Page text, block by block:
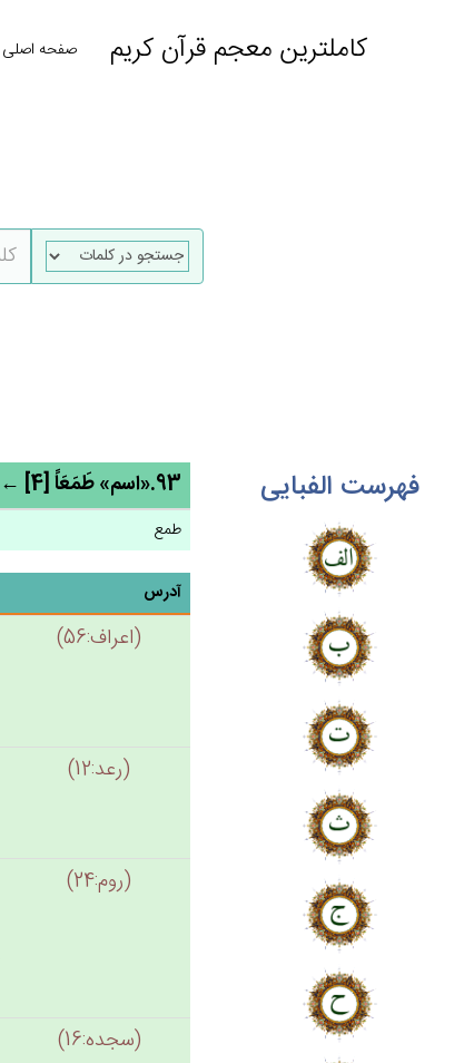
کاملترین معجم قرآن کریم صفحه اصلی
فهرست الفبایی 93.«اسم» طَمَعَاً [4] ← طمع
طمع
آدرس
(اعراف:56)
(رعد:12)
(روم:24)
(سجده:16)